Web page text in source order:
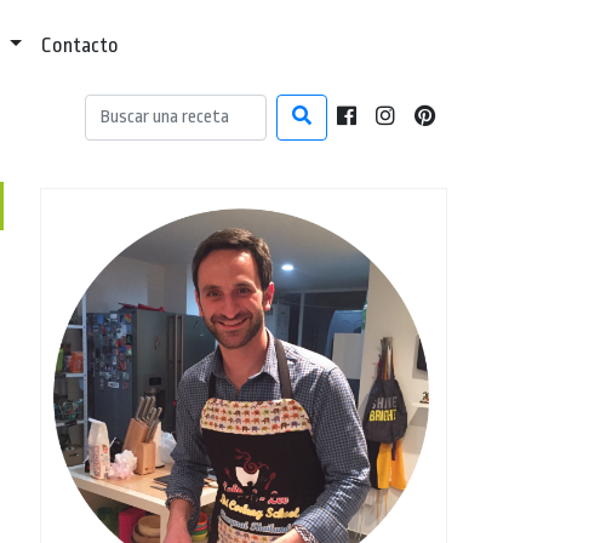
Contacto